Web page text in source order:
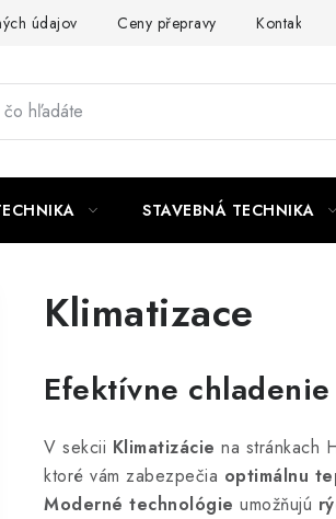
údajov Ceny přepravy Kontakty
STAVEBNÁ TECHNIKA
Klimatizace
Efektívne
V sekcii Klimatizácie na stránkach
ktoré vám zabezpečia optimálnu
Moderné technológie umožňujú